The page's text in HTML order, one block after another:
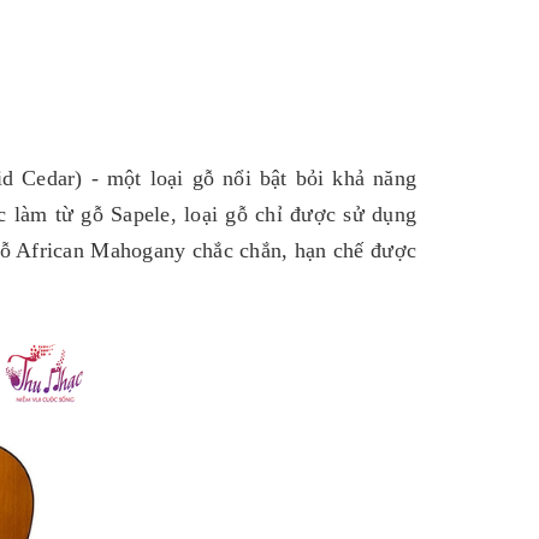
Cedar) - một loại gỗ nổi bật bỏi khả năng
làm từ gỗ Sapele, loại gỗ chỉ được sử dụng
African Mahogany chắc chắn, hạn chế được